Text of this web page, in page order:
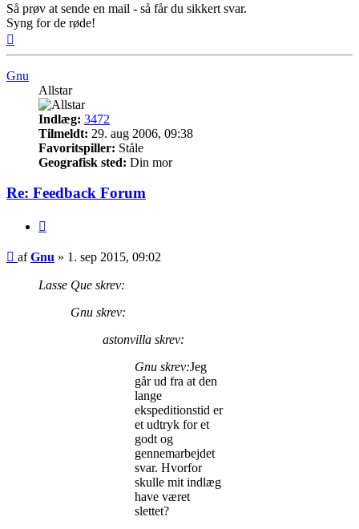
Så prøv at sende en mail - så får du sikkert svar.
Syng for de røde!
Gnu
Allstar
Indlæg: 3472
Tilmeldt: 29. aug 2006, 09:38
Favoritspiller: Ståle
Geografisk sted: Din mor
Re: Feedback Forum
Indlæg
afGnu » 1. sep 2015, 09:02
Lasse Que skrev:
Gnu skrev:
astonvilla skrev:
Gnu skrev:Jeg
går ud fra at den
lange
ekspeditionstid er
et udtryk for et
godt og
gennemarbejdet
svar. Hvorfor
skulle mit indlæg
have været
slettet?